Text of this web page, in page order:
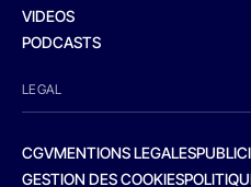
VIDEOS
PODCASTS
LEGAL
CGVMENTIONS LEGALES
GESTION DES COOKIES